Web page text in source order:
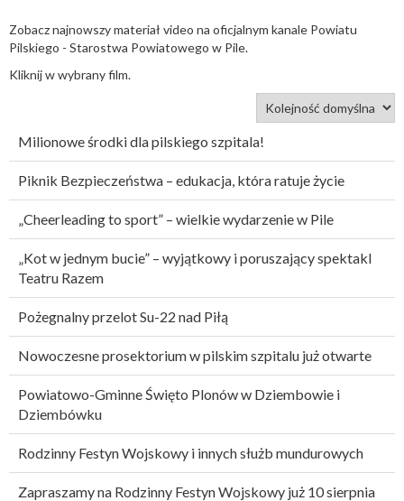
Zobacz najnowszy materiał video na oficjalnym kanale Powiatu
Pilskiego - Starostwa Powiatowego w Pile.
Kliknij w wybrany film.
Milionowe środki dla pilskiego szpitala!
Piknik Bezpieczeństwa – edukacja, która ratuje życie
„Cheerleading to sport” – wielkie wydarzenie w Pile
„Kot w jednym bucie” – wyjątkowy i poruszający spektakl
Teatru Razem
Pożegnalny przelot Su-22 nad Piłą
Nowoczesne prosektorium w pilskim szpitalu już otwarte
Powiatowo-Gminne Święto Plonów w Dziembowie i
Dziembówku
Rodzinny Festyn Wojskowy i innych służb mundurowych
Zapraszamy na Rodzinny Festyn Wojskowy już 10 sierpnia